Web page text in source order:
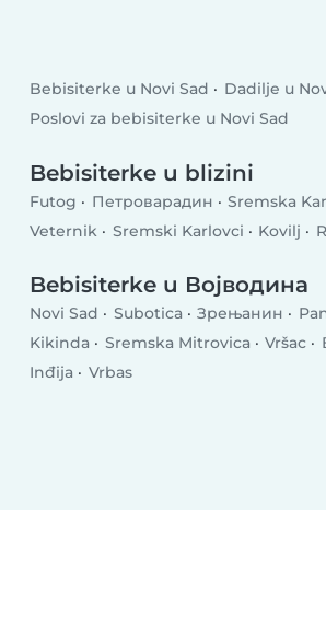
Bebisiterke u Novi Sad
Dadilje u
Poslovi za bebisiterke u Novi Sad
Bebisiterke u blizini
Futog Петроварадин Sremska
Veternik
Sremski Karlovci Kovilj
Bebisiterke u Војводина
Novi Sad Subotica Зрењанин
Kikinda
Sremska Mitrovica Vršac
Inđija
Vrbas